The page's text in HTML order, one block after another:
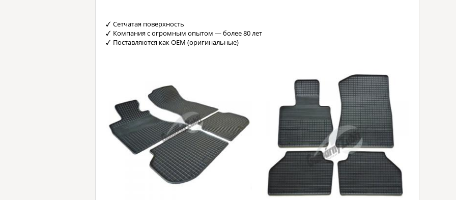
Сетчатая поверхность
Компания с огромным опытом — более 80 лет
Поставляются как OEM (оригинальные)